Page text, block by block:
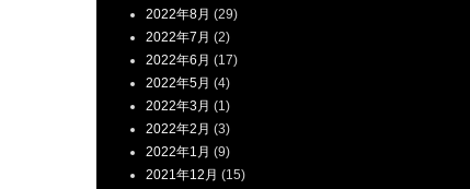
2022年8月 (29)
2022年7月 (2)
2022年6月 (17)
2022年5月 (4)
2022年3月 (1)
2022年2月 (3)
2022年1月 (9)
2021年12月 (15)